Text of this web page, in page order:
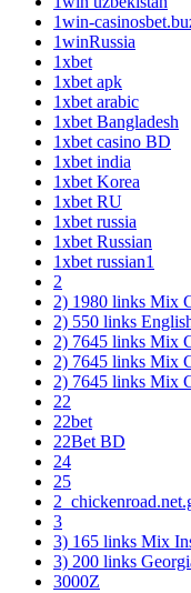
1win-
1winRussia
1xbet
1xbet apk
1xbet arabic
1xbet Bangladesh
1xbet casino BD
1xbet india
1xbet Korea
1xbet RU
1xbet russia
1xbet Russian
1xbet russian1
2
2) 1980 links Mix
2) 550 links
2) 7645 links Mix
2) 7645 links Mix
2) 7645 links Mix
22
22bet
22Bet BD
24
25
3
3) 165 links Mix
3) 200 links
3000Z